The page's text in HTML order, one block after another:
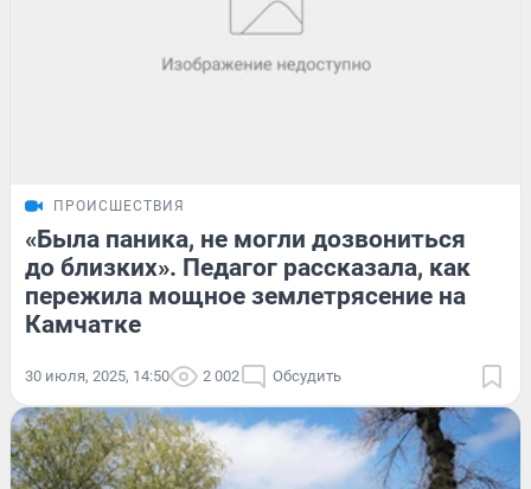
ПРОИСШЕСТВИЯ
«Была паника, не могли дозвониться
до близких». Педагог рассказала, как
пережила мощное землетрясение на
Камчатке
30 июля, 2025, 14:50 2 002 Обсудить